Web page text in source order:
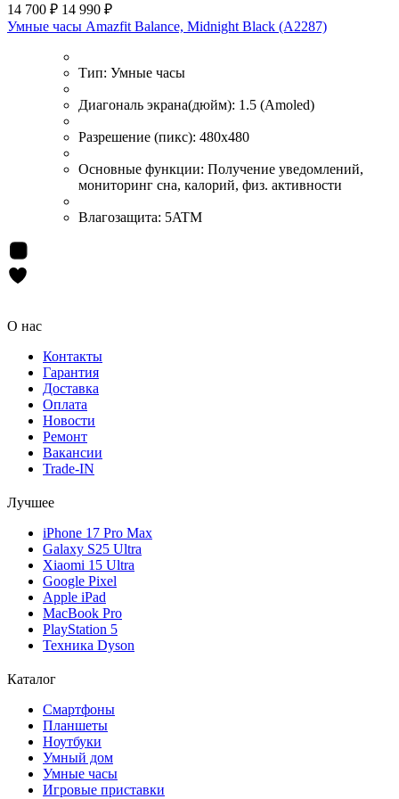
14 700 ₽ 14 990 ₽
Умные часы Amazfit Balance, Midnight Black (A2287)
Тип: Умные часы
Диагональ экрана(дюйм): 1.5 (Amoled)
Разрешение (пикс): 480х480
Основные функции: Получение уведомлений,
мониторинг сна, калорий, физ. активности
Влагозащита: 5ATM
О нас
Контакты
Гарантия
Доставка
Оплата
Новости
Ремонт
Вакансии
Trade-IN
Лучшее
iPhone 17 Pro Max
Galaxy S25 Ultra
Xiaomi 15 Ultra
Google Pixel
Apple iPad
MacBook Pro
PlayStation 5
Техника Dyson
Каталог
Смартфоны
Планшеты
Ноутбуки
Умный дом
Умные часы
Игровые приставки